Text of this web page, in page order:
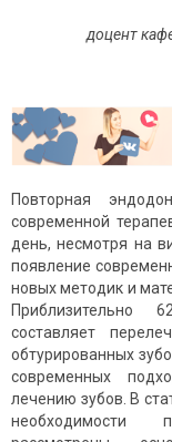
доцент
Повторная
современной
день, несмотря на
появление
новых методик и
Приблизительно
составляет
обтурированных
современных
лечению зубов. В
необходимости